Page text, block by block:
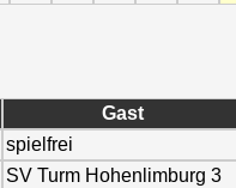
Gast
spielfrei
SV Turm Hohenlimburg 3